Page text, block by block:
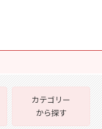
カテゴリー
から探す